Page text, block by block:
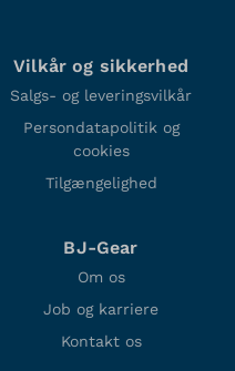
Vilkår og sikkerhed
Salgs- og leveringsvilkår
Persondatapolitik og
cookies
Tilgængelighed
BJ-Gear
Om os
Job og karriere
Kontakt os